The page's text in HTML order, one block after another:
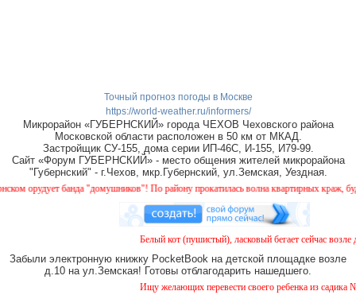
Точный прогноз погоды в Москве
https://world-weather.ru/informers/
Микрорайон «ГУБЕРНСКИЙ» города ЧЕХОВ Чеховского района
Московской области расположен в 50 км от МКАД.
Застройщик СУ-155, дома серии ИП-46С, И-155, И79-99.
Сайт «Форум ГУБЕРНСКИЙ» - место общения жителей микрорайона
"Губернский" - г.Чехов, мкр.Губернский, ул.Земская, Уездная.
банда "домушников"! По району прокатилась волна квартирных краж, будьте
Белый кот (пушистый), ласковый бегает сейчас возле
Забыли электронную книжку PocketBook на детской площадке возле
д.10 на ул.Земская! Готовы отблагодарить нашедшего.
Ищу желающих перевести своего ребенка из садика